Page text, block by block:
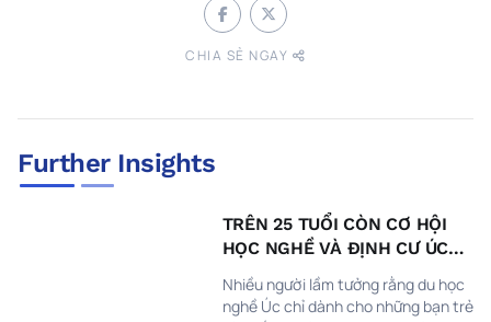
CHIA SẺ NGAY
Further Insights
TRÊN 25 TUỔI CÒN CƠ HỘI
HỌC NGHỀ VÀ ĐỊNH CƯ ÚC
KHÔNG?
Nhiều người lầm tưởng rằng du học
nghề Úc chỉ dành cho những bạn trẻ